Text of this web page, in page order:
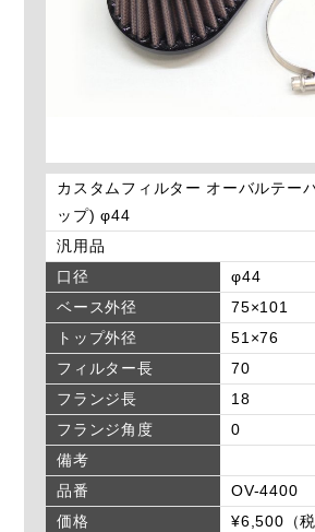
カスタムフィルター オーバルテー
ップ) φ44
汎用品
口径
φ44
ベース外径
75×101
トップ外径
51×76
フィルター長
70
フランジ長
18
フランジ角度
0
備考
品番
OV-4400
価格
¥6,500（